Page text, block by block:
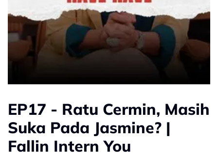
EP17 - Ratu Cermin, Masih
Suka Pada Jasmine? |
Fallin Intern You